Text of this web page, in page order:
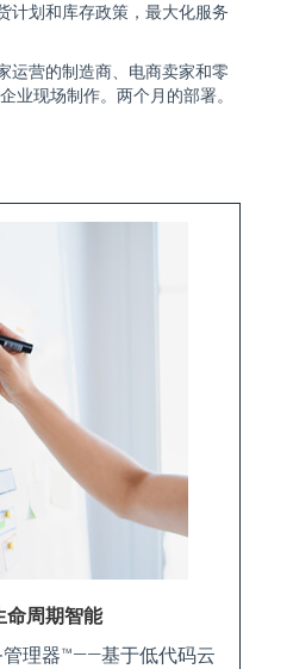
计划和库存政策，最大化服务
运营的制造商、电商卖家和零
业现场制作。两个月的部署。
命周期智能
管理器™——基于低代码云